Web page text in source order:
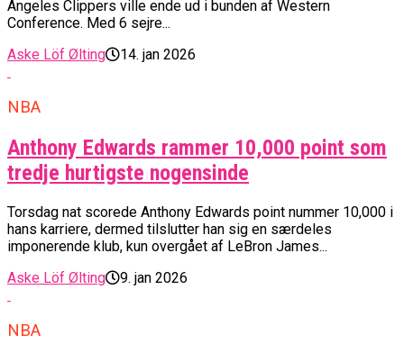
Angeles Clippers ville ende ud i bunden af Western
Conference. Med 6 sejre...
Aske Löf Ølting
14. jan 2026
NBA
Anthony Edwards rammer 10,000 point som
tredje hurtigste nogensinde
Torsdag nat scorede Anthony Edwards point nummer 10,000 i
hans karriere, dermed tilslutter han sig en særdeles
imponerende klub, kun overgået af LeBron James...
Aske Löf Ølting
9. jan 2026
NBA